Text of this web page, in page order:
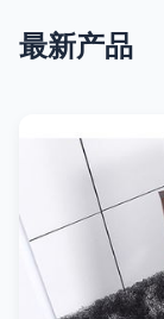
最新产品